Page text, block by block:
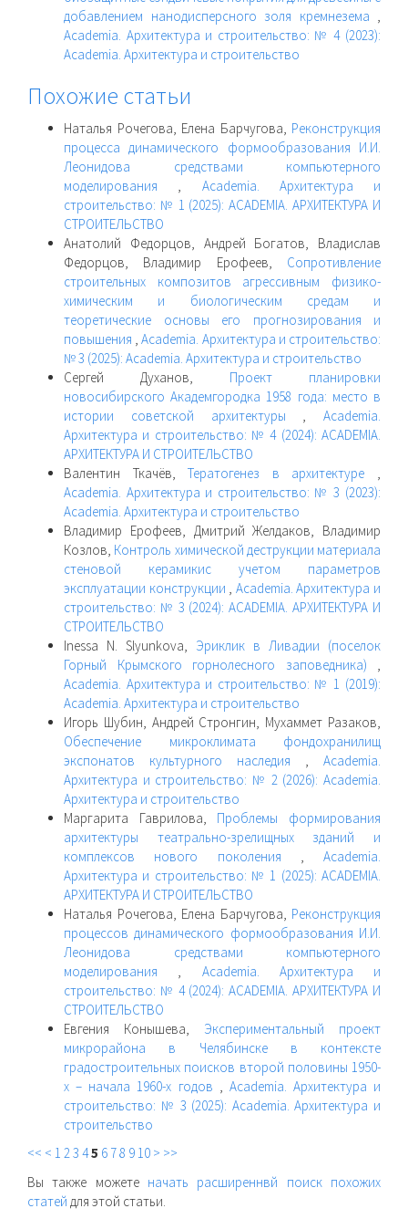
добавлением нанодисперсного золя кремнезема ,
Academia. Архитектура и строительство: № 4 (2023):
Academia. Архитектура и строительство
Похожие статьи
Наталья Рочегова, Елена Барчугова, Реконструкция
процесса динамического формообразования И.И.
Леонидова средствами компьютерного
моделирования , Academia. Архитектура и
строительство: № 1 (2025): ACADEMIA. АРХИТЕКТУРА И
СТРОИТЕЛЬСТВО
Анатолий Федорцов, Андрей Богатов, Владислав
Федорцов, Владимир Ерофеев, Сопротивление
строительных композитов агрессивным физико-
химическим и биологическим средам и
теоретические основы его прогнозирования и
повышения ,Academia. Архитектура и строительство:
№ 3 (2025): Academia. Архитектура и строительство
Сергей Духанов, Проект планировки
новосибирского Академгородка 1958 года: место в
истории советской архитектуры , Academia.
Архитектура и строительство: № 4 (2024): ACADEMIA.
АРХИТЕКТУРА И СТРОИТЕЛЬСТВО
Валентин Ткачёв,Тератогенез в архитектуре ,
Academia. Архитектура и строительство: № 3 (2023):
Academia. Архитектура и строительство
Владимир Ерофеев, Дмитрий Желдаков, Владимир
Козлов, Контроль химической деструкции материала
стеновой керамикис учетом параметров
эксплуатации конструкции , Academia. Архитектура и
строительство: № 3 (2024): ACADEMIA. АРХИТЕКТУРА И
СТРОИТЕЛЬСТВО
Inessa N. Slyunkova, Эриклик в Ливадии (поселок
Горный Крымского горнолесного заповедника) ,
Academia. Архитектура и строительство: № 1 (2019):
Academia. Архитектура и строительство
Игорь Шубин, Андрей Стронгин, Мухаммет Разаков,
Обеспечение микроклимата фондохранилищ
экспонатов культурного наследия , Academia.
Архитектура и строительство: № 2 (2026): Academia.
Архитектура и строительство
Маргарита Гаврилова, Проблемы формирования
архитектуры театрально-зрелищных зданий и
комплексов нового поколения , Academia.
Архитектура и строительство: № 1 (2025): ACADEMIA.
АРХИТЕКТУРА И СТРОИТЕЛЬСТВО
Наталья Рочегова, Елена Барчугова, Реконструкция
процессов динамического формообразования И.И.
Леонидова средствами компьютерного
моделирования , Academia. Архитектура и
строительство: № 4 (2024): ACADEMIA. АРХИТЕКТУРА И
СТРОИТЕЛЬСТВО
Евгения Конышева, Экспериментальный проект
микрорайона в Челябинске в контексте
градостроительных поисков второй половины 1950-
х – начала 1960-х годов , Academia. Архитектура и
строительство: № 3 (2025): Academia. Архитектура и
строительство
<< < 1 23 45 6 78 9 10 > >>
Вы также можете начать расширеннвй поиск похожих
статей для этой статьи.